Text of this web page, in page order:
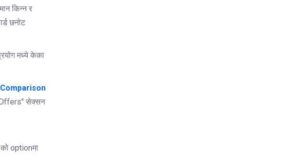
किन्न र
छनोट
मध्ये केका
Offers" सेक्सन
optionमा